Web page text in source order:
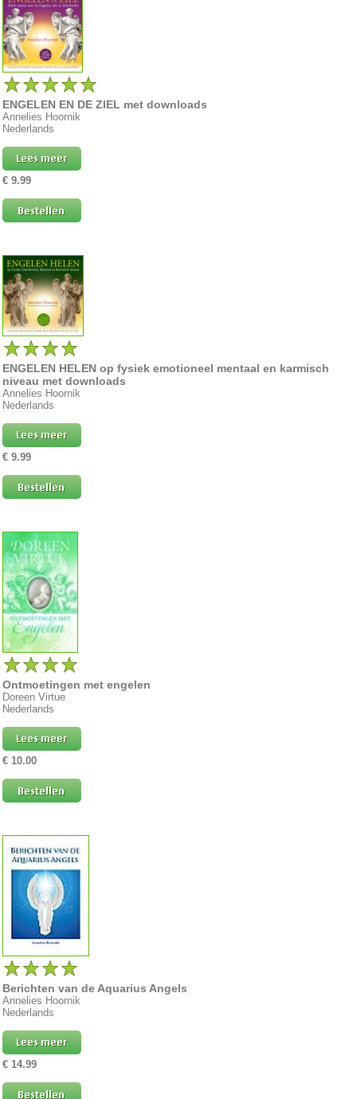
ENGELEN EN DE ZIEL met downloads
Annelies Hoornik
Nederlands
€ 9.99
ENGELEN HELEN op fysiek emotioneel mentaal en karmisch
niveau met downloads
Annelies Hoornik
Nederlands
€ 9.99
Ontmoetingen met engelen
Doreen Virtue
Nederlands
€ 10.00
Berichten van de Aquarius Angels
Annelies Hoornik
Nederlands
€ 14.99